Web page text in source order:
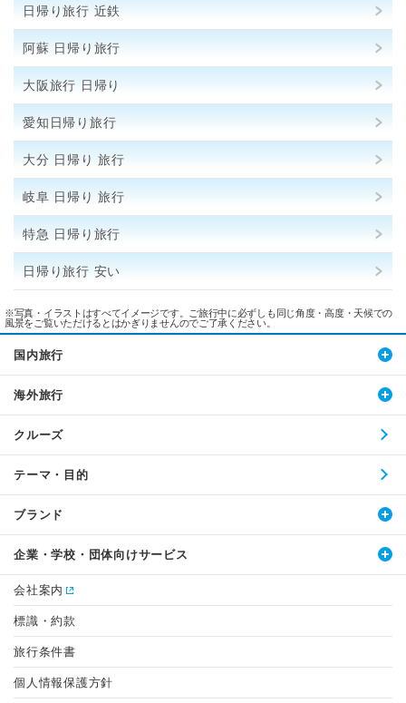
日帰り旅行 近鉄
阿蘇 日帰り旅行
大阪旅行 日帰り
愛知日帰り旅行
大分 日帰り 旅行
岐阜 日帰り 旅行
特急 日帰り旅行
日帰り旅行 安い
※写真・イラストはすべてイメージです。ご旅行中に必ずしも同じ角度・高度・天候での
風景をご覧いただけるとはかぎりませんのでご了承ください。
国内旅行
海外旅行
クルーズ
テーマ・目的
ブランド
企業・学校・団体向けサービス
会社案内
標識・約款
旅行条件書
個人情報保護方針